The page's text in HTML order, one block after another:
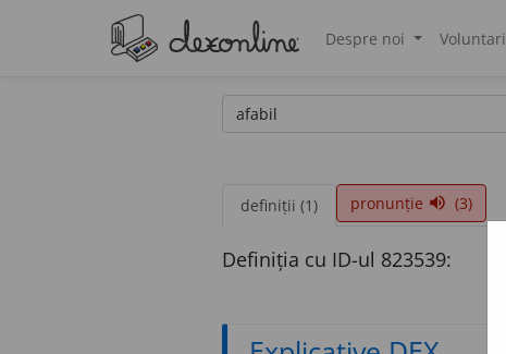
Despre noi Voluntari
definiții (1) pronunție volume_up (3)
Definiția cu ID-ul 823539: